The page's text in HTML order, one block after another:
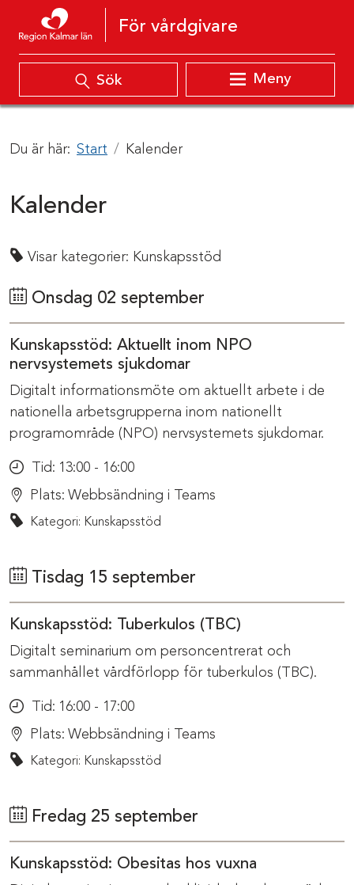
Hoppa till innehåll
För vårdgivare
Sök Meny
Du är här: Start Kalender
Kalender
Visar kategorier: Kunskapsstöd
Onsdag 02 september
Kunskapsstöd: Aktuellt inom NPO
nervsystemets sjukdomar
Digitalt informationsmöte om aktuellt arbete i de
nationella arbetsgrupperna inom nationellt
programområde (NPO) nervsystemets sjukdomar.
Tid: 13:00 - 16:00
Plats: Webbsändning i Teams
Kategori: Kunskapsstöd
Tisdag 15 september
Kunskapsstöd: Tuberkulos (TBC)
Digitalt seminarium om personcentrerat och
sammanhållet vårdförlopp för tuberkulos (TBC).
Tid: 16:00 - 17:00
Plats: Webbsändning i Teams
Kategori: Kunskapsstöd
Fredag 25 september
Kunskapsstöd: Obesitas hos vuxna